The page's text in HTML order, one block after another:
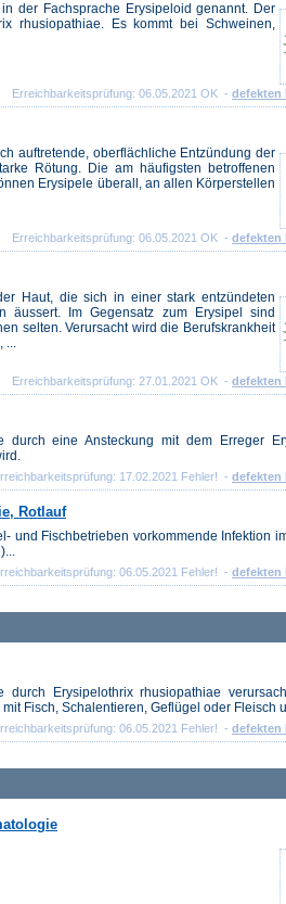
der Fachsprache Erysipeloid genannt. Der
rhusiopathiae. Es kommt bei Schweinen,
Erreichbarkeitsprüfung: 06.05.2021 OK - defekten
auftretende, oberflächliche Entzündung der
Rötung. Die am häufigsten betroffenen
Erysipele überall, an allen Körperstellen
Erreichbarkeitsprüfung: 06.05.2021 OK - defekten
Haut, die sich in einer stark entzündeten
äussert. Im Gegensatz zum Erysipel sind
selten. Verursacht wird die Berufskrankheit
Erreichbarkeitsprüfung: 27.01.2021 OK - defekten
eine Ansteckung mit dem Erreger
17.02.2021 Fehler! - defekten
Rotlauf
und Fischbetrieben vorkommende Infektion
06.05.2021 Fehler! - defekten
Erysipelothrix rhusiopathiae
Fisch, Schalentieren, Geflügel oder Fleisch
06.05.2021 Fehler! - defekten